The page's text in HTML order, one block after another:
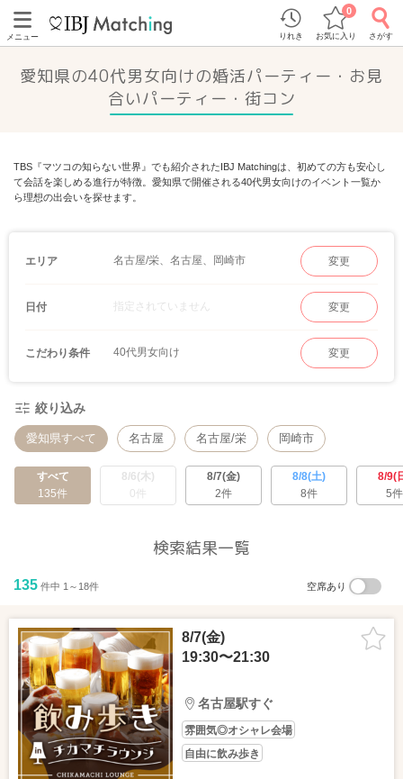
メニュー りれき お気に入り
0
さがす
愛知県の40代男女向けの婚活パーティー・お見
合いパーティー・街コン
TBS『マツコの知らない世界』でも紹介されたIBJ Matchingは、初めての方も安心し
て会話を楽しめる進行が特徴。愛知県で開催される40代男女向けのイベント一覧か
ら理想の出会いを探せます。
エリア 名古屋/栄、名古屋、岡崎市 変更
日付 指定されていません 変更
こだわり条件 40代男女向け 変更
絞り込み
愛知県すべて 名古屋 名古屋/栄 岡崎市
すべて
135件
8/6(木)
0件
8/7(金)
2件
8/8(土)
8件
8/9(
5件
検索結果一覧
135 件中 1～18件 空席あり
8/7(金)
19:30〜21:30
名古屋駅すぐ
雰囲気◎オシャレ会場
自由に飲み歩き